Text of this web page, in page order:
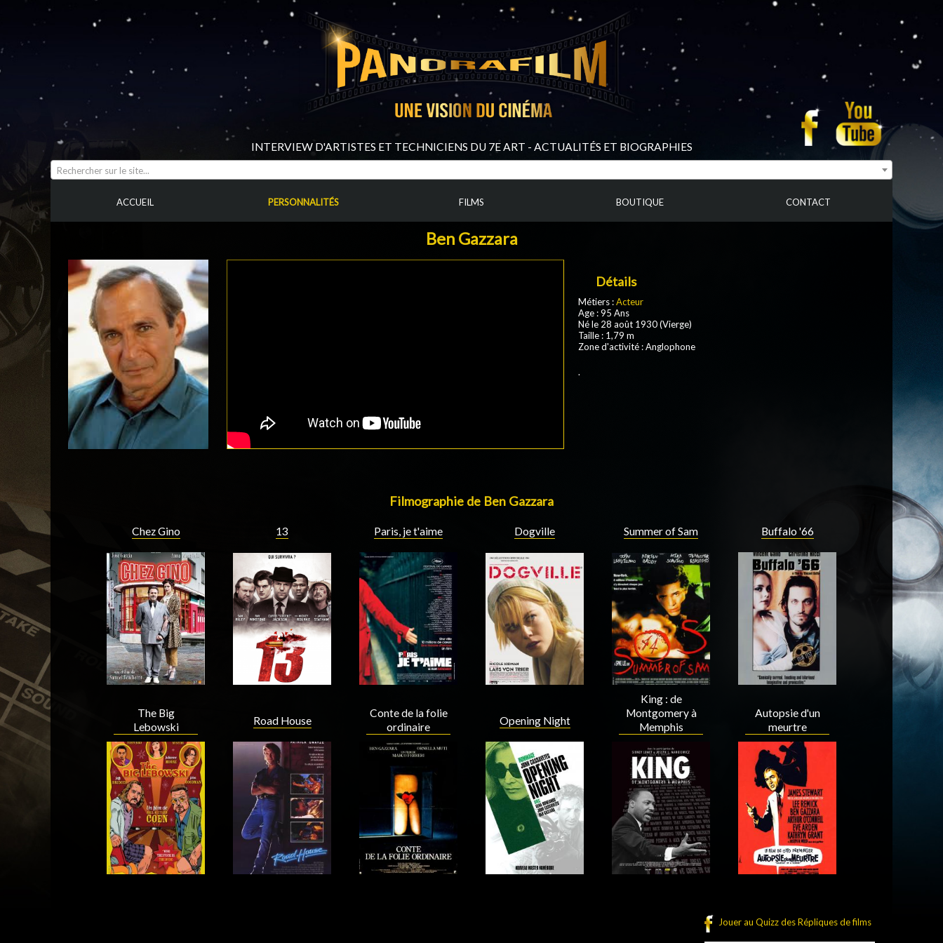
INTERVIEW D'ARTISTES ET TECHNICIENS DU 7E ART - ACTUALITÉS ET BIOGRAPHIES
Rechercher sur le site...
ACCUEIL PERSONNALITÉS FILMS BOUTIQUE CONTACT
Ben Gazzara
Détails
Métiers :Acteur
Age : 95 Ans
Né le 28 août 1930 (Vierge)
Taille : 1,79 m
Zone d'activité : Anglophone
.
Filmographie de Ben Gazzara
Chez Gino
Acteur
13
Acteur
Paris, je t'aime
Acteur
Dogville
Acteur
Summer of Sam
Acteur
Buffalo '66
Acteur
The Big
Lebowski
Road House
Conte de la folie
ordinaire
Opening Night
King : de
Montgomery à
Memphis
Autopsie d'un
meurtre
Jouer au Quizz des Répliques de films